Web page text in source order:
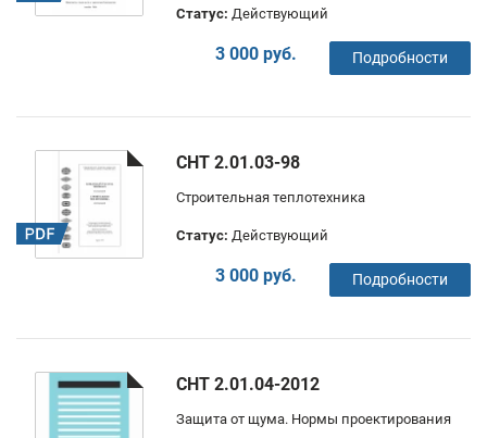
Статус: Действующий
3 000 руб. Подробности
СНТ 2.01.03-98
Строительная теплотехника
Статус: Действующий
3 000 руб. Подробности
СНТ 2.01.04-2012
Защита от щума. Нормы проектирования